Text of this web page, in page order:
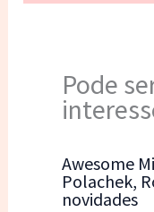
Pode
Awesome
Polachek,
novidades